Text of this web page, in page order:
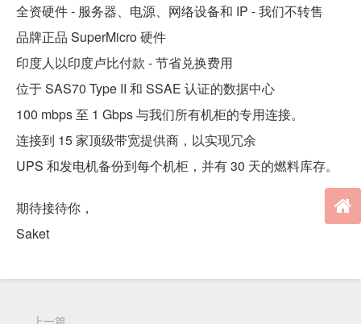
全资硬件 - 服务器、电源、网络设备和 IP - 我们不转售
品牌正品 SuperMicro 硬件
印度人以印度卢比付款 - 节省兑换费用
位于 SAS70 Type II 和 SSAE 认证的数据中心
100 mbps 至 1 Gbps 与我们所有机柜的专用连接。
连接到 15 家顶级带宽提供商，以实现冗余
UPS 和发电机备份到每个机柜，并有 30 天的燃料库存。
期待接待你，
Saket
上一篇